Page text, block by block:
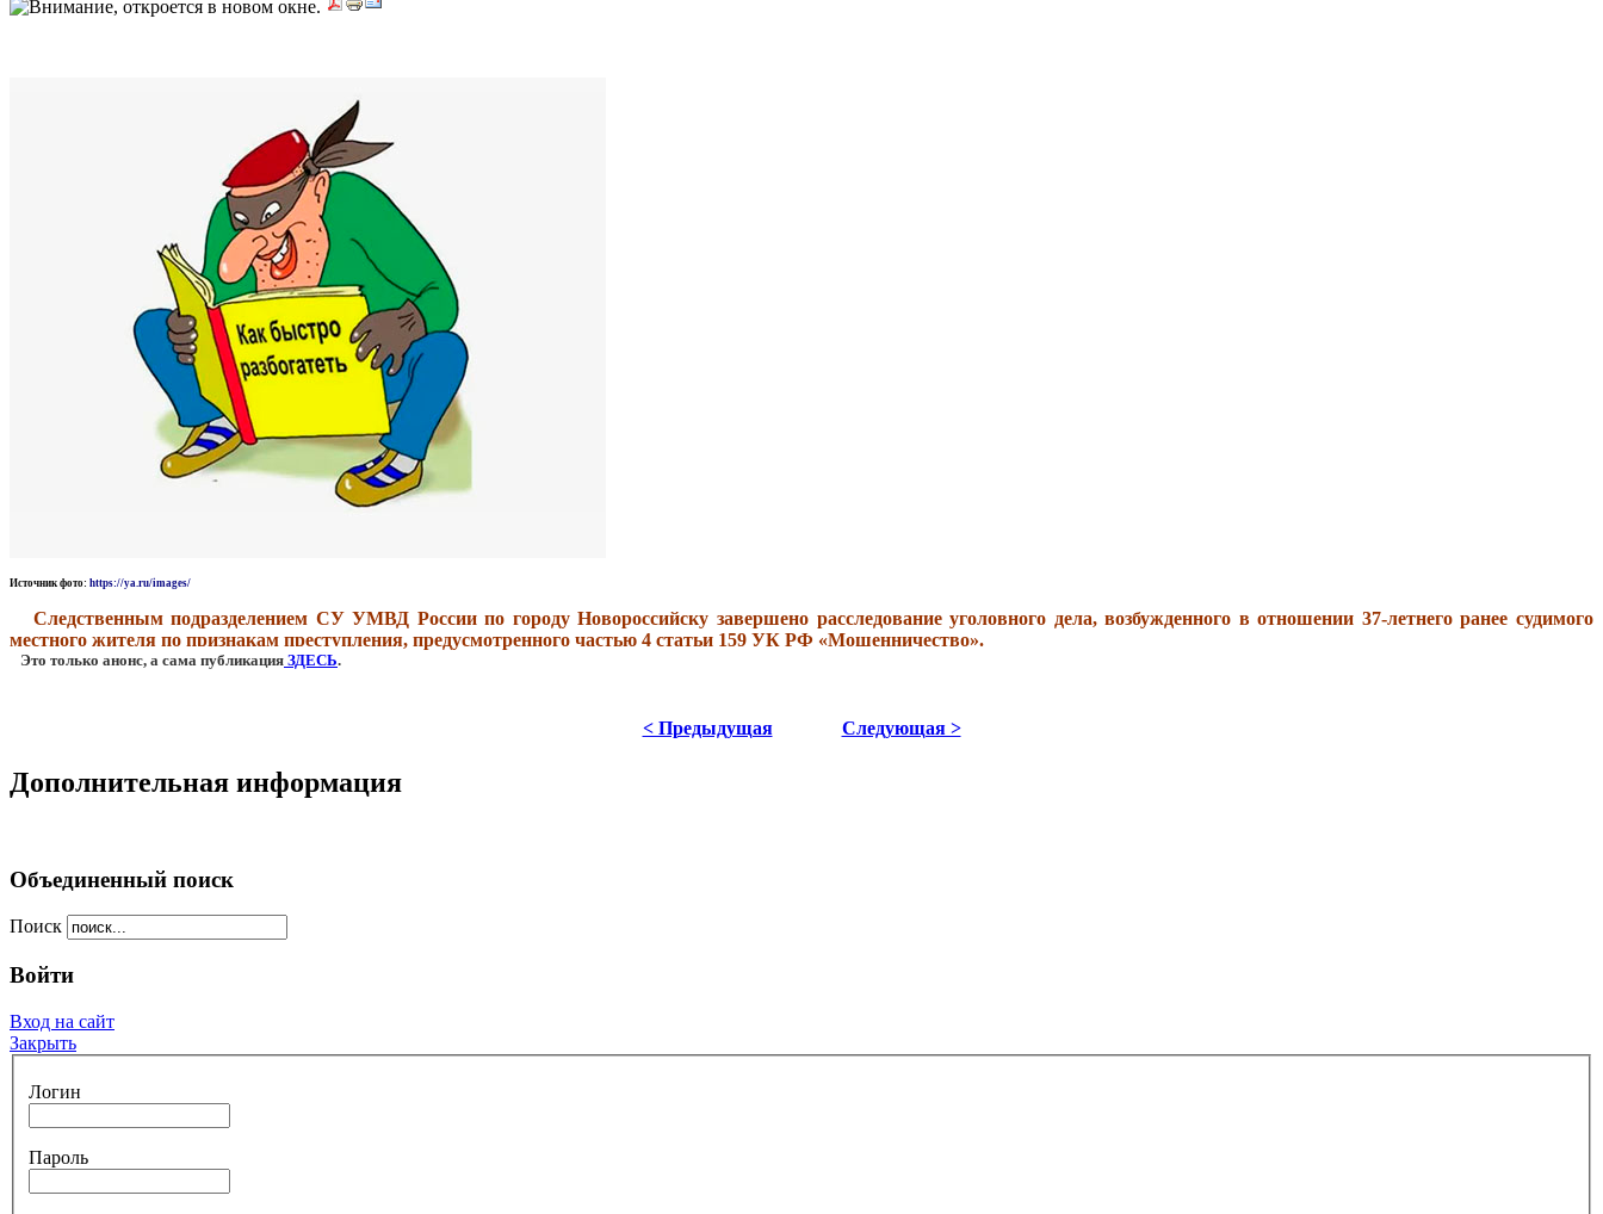
Источник фото: https://ya.ru/images/
Следственным подразделением СУ УМВД России по городу Новороссийску завершено расследование уголовного дела, возбужденного в отношении 37-летнего ранее судимого
местного жителя по признакам преступления, предусмотренного частью 4 статьи 159 УК РФ «Мошенничество».
Это только анонс, а сама публикация ЗДЕСЬ.
< Предыдущая Следующая >
Дополнительная информация
Объединенный поиск
Поиск
Войти
Вход на сайт
Закрыть
Логин
Пароль